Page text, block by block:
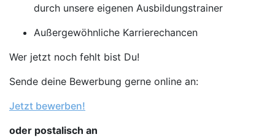
durch unsere eigenen Ausbildungstrainer
Außergewöhnliche Karrierechancen
Wer jetzt noch fehlt bist Du!
Sende deine Bewerbung gerne online an:
Jetzt bewerben!
oder postalisch an